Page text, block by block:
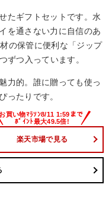
たギフトセットです。水
を通さない力に自信のあ
の保管に便利な「ジップ
ずつ入っています。
力的。誰に贈っても使っ
ったりです。
楽天市場で見る